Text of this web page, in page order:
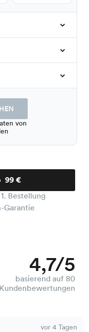
von
Bestellung
Garantie
4,7/5
basierend auf 80
Kundenbewertungen
vor 4 Tagen